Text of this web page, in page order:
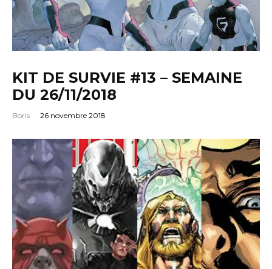
KIT DE SURVIE #13 – SEMAINE
DU 26/11/2018
Boris · 26 novembre 2018